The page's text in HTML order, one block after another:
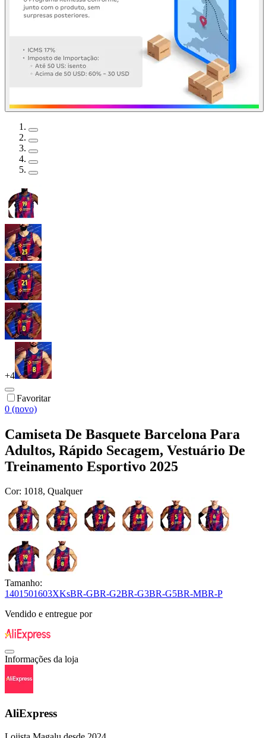
+4
Favoritar
0 (novo)
Camiseta De Basquete Barcelona Para
Adultos, Rápido Secagem, Vestuário De
Treinamento Esportivo 2025
Cor: 1018, Qualquer
Tamanho:
1401501603XKsBR-GBR-G2BR-G3BR-G5BR-MBR-P
Vendido e entregue por
Informações da loja
AliExpress